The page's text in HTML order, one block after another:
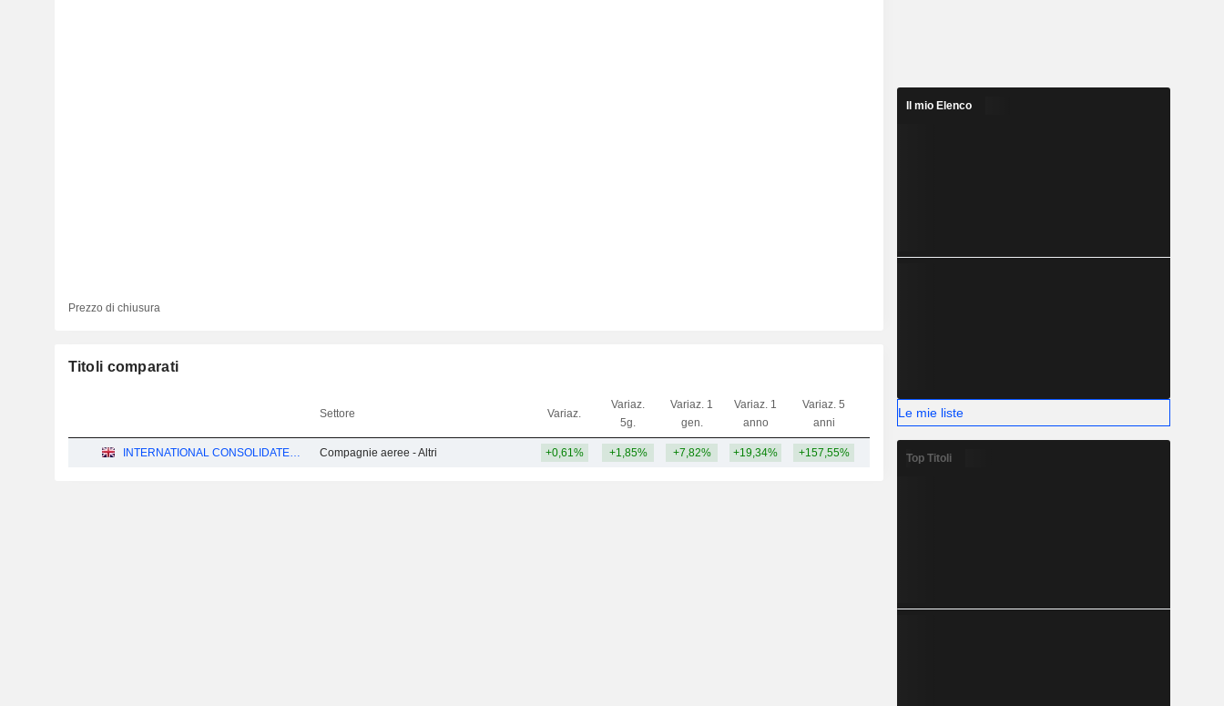
Prezzo di chiusura
Titoli comparati
Settore Variaz.
Variaz.
5g.
Variaz. 1
gen.
Variaz. 1
anno
Variaz. 5
anni
Capi. BT
INTERNATIONAL CONSOLIDATED AIRLINES GROUP, S.A. Compagnie aeree - Altri +0,61% +1,85% +7,82% +19,34% +157,55% 26,36 Mrd
Il mio Elenco
Le mie liste
Top Titoli